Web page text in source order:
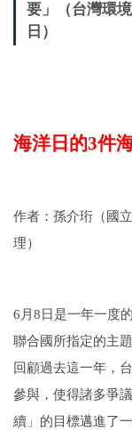
要」（台灣環
日）
海洋日的3件
作者：孫介珩（國
理）
6月8日是一年一度
聯合國所指定的主
回顧過去這一年，
參與，使得諸多爭
續」的目標邁進了